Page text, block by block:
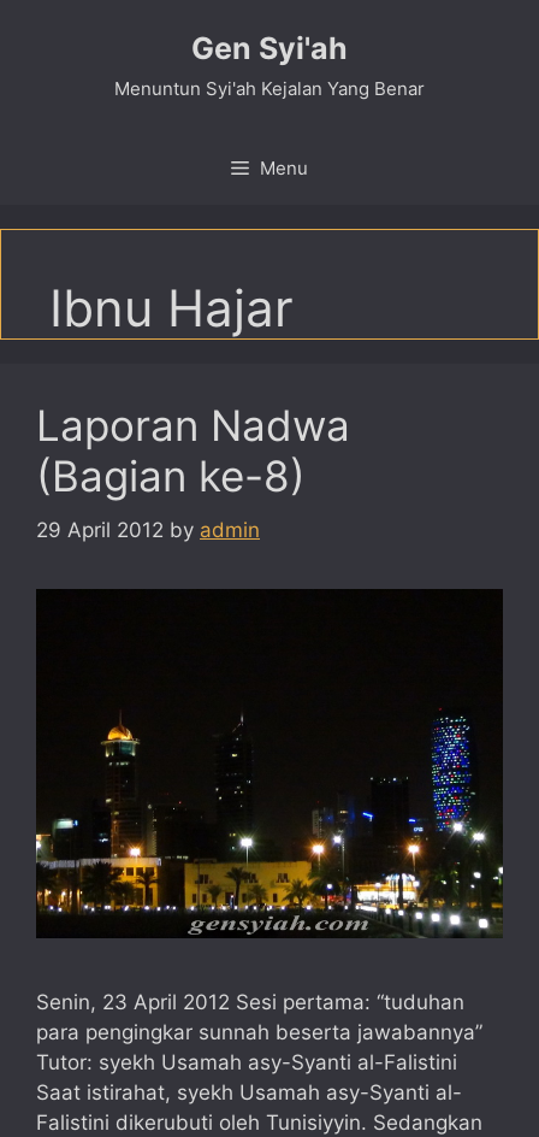
Gen Syi'ah
Menuntun Syi'ah Kejalan Yang Benar
Menu
Ibnu Hajar
Laporan Nadwa
(Bagian ke-8)
29 April 2012 by admin
Senin, 23 April 2012 Sesi pertama: “tuduhan
para pengingkar sunnah beserta jawabannya”
Tutor: syekh Usamah asy-Syanti al-Falistini
Saat istirahat, syekh Usamah asy-Syanti al-
Falistini dikerubuti oleh Tunisiyyin. Sedangkan